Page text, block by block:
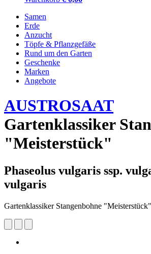
Samen
Erde
Anzucht
Töpfe & Pflanzgefäße
Rund um den Garten
Geschenke
Marken
Angebote
AUSTROSAAT
Gartenklassiker
"Meisterstück"
Phaseolus vulgaris ssp.
vulgaris
Gartenklassiker Stangenbohne "Meisterstück"